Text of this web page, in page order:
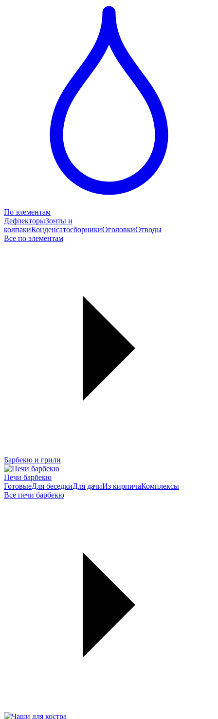
По элементам
ДефлекторыЗонты и
колпакиКонденсатосборникиОголовкиОтводы
Все по элементам
Барбекю и грили
Печи барбекю
ГотовыеДля беседкиДля дачиИз кирпичаКомплексы
Все печи барбекю